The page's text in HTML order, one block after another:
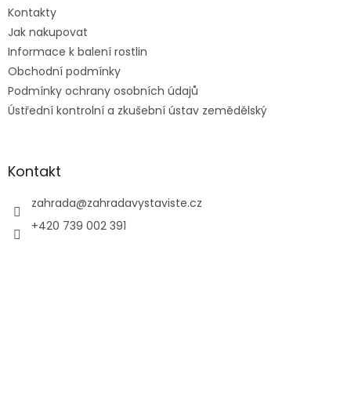
Kontakty
Jak nakupovat
Informace k balení rostlin
Obchodní podmínky
Podmínky ochrany osobních údajů
Ústřední kontrolní a zkušební ústav zemědělský
Kontakt
zahrada@zahradavystaviste.cz
+420 739 002 391